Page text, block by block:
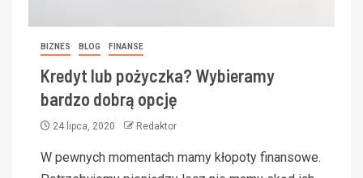
BIZNES BLOG FINANSE
Kredyt lub pożyczka? Wybieramy
bardzo dobrą opcję
24 lipca, 2020 Redaktor
W pewnych momentach mamy kłopoty finansowe.